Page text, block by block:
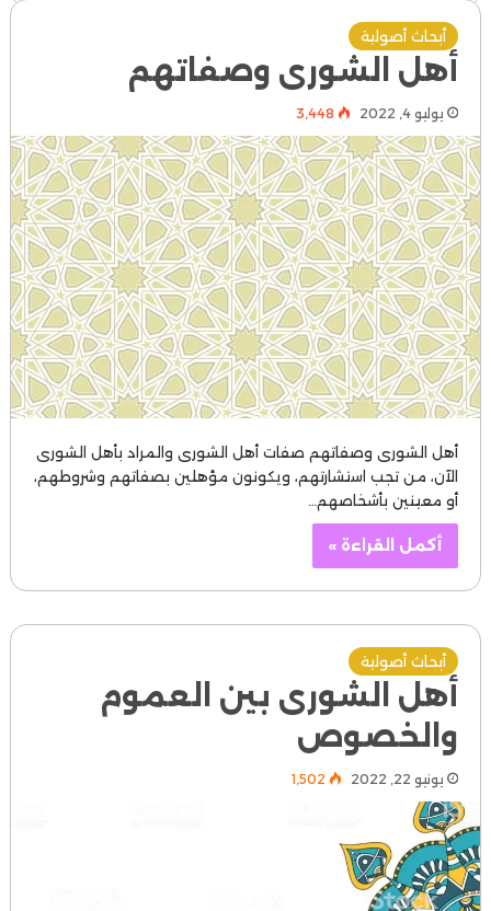
أبحاث أصولية
أهل الشورى وصفاتهم
يوليو 4, 2022 3٬448
أهل الشورى وصفاتهم صفات أهل الشورى والمراد بأهل الشورى
الآن، من تجب استشارتهم، ويكونون مؤهلين بصفاتهم وشروطهم،
أو معينين بأشخاصهم…
أكمل القراءة »
أبحاث أصولية
أهل الشورى بين العموم
والخصوص
يونيو 22, 2022 1٬502